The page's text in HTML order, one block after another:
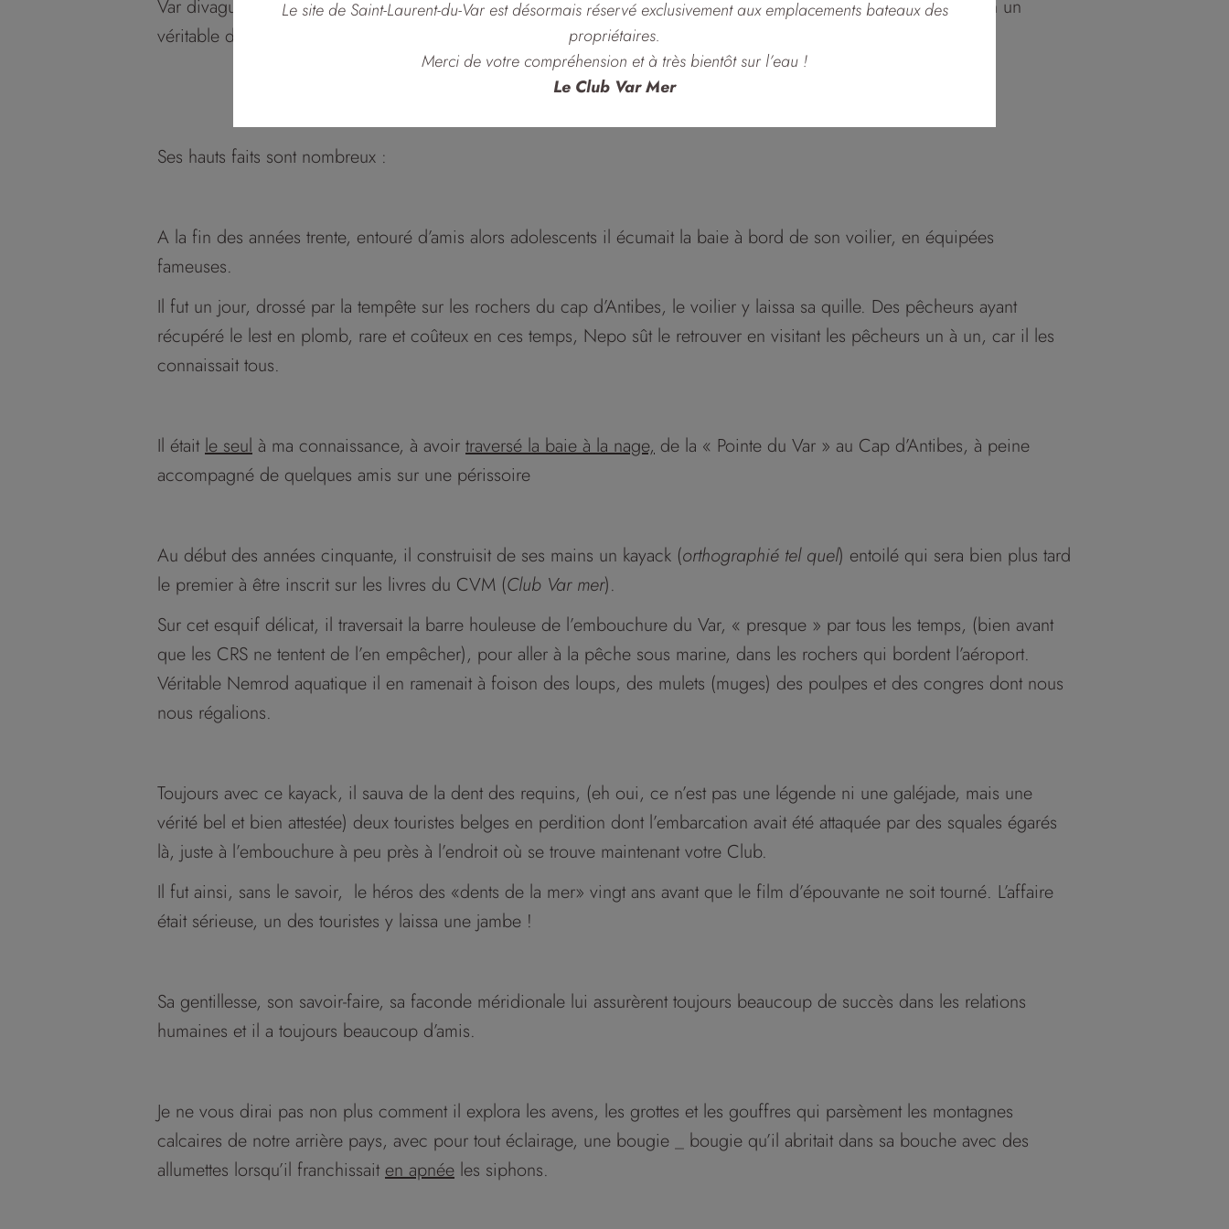
Var divaguait entre lagunes, bras morts, îles à la végétation sauvage et amphibie avant de se jeter dans la baie en un
véritable delta, c’était en un mot un héros éponyme, digne de chroniques rabelaisiennes.
Ses hauts faits sont nombreux :
A la fin des années trente, entouré d’amis alors adolescents il écumait la baie à bord de son voilier, en équipées
fameuses.
Il fut un jour, drossé par la tempête sur les rochers du cap d’Antibes, le voilier y laissa sa quille. Des pêcheurs ayant
récupéré le lest en plomb, rare et coûteux en ces temps, Nepo sût le retrouver en visitant les pêcheurs un à un, car il les
connaissait tous.
Il était le seul à ma connaissance, à avoir traversé la baie à la nage, de la « Pointe du Var » au Cap d’Antibes, à peine
accompagné de quelques amis sur une périssoire
Au début des années cinquante, il construisit de ses mains un kayack (orthographié tel quel) entoilé qui sera bien plus tard
le premier à être inscrit sur les livres du CVM (Club Var mer).
Sur cet esquif délicat, il traversait la barre houleuse de l’embouchure du Var, « presque » par tous les temps, (bien avant
que les CRS ne tentent de l’en empêcher), pour aller à la pêche sous marine, dans les rochers qui bordent l’aéroport.
Véritable Nemrod aquatique il en ramenait à foison des loups, des mulets (muges) des poulpes et des congres dont nous
nous régalions.
Toujours avec ce kayack, il sauva de la dent des requins, (eh oui, ce n’est pas une légende ni une galéjade, mais une
vérité bel et bien attestée) deux touristes belges en perdition dont l’embarcation avait été attaquée par des squales égarés
là, juste à l’embouchure à peu près à l’endroit où se trouve maintenant votre Club.
Il fut ainsi, sans le savoir, le héros des «dents de la mer» vingt ans avant que le film d’épouvante ne soit tourné. L’affaire
était sérieuse, un des touristes y laissa une jambe !
Sa gentillesse, son savoir-faire, sa faconde méridionale lui assurèrent toujours beaucoup de succès dans les relations
humaines et il a toujours beaucoup d’amis.
Je ne vous dirai pas non plus comment il explora les avens, les grottes et les gouffres qui parsèment les montagnes
calcaires de notre arrière pays, avec pour tout éclairage, une bougie _ bougie qu’il abritait dans sa bouche avec des
allumettes lorsqu’il franchissait en apnée les siphons.
Le site de Saint-Laurent-du-Var est désormais réservé exclusivement aux emplacements bateaux des
propriétaires.
Merci de votre compréhension et à très bientôt sur l’eau !
Le Club Var Mer